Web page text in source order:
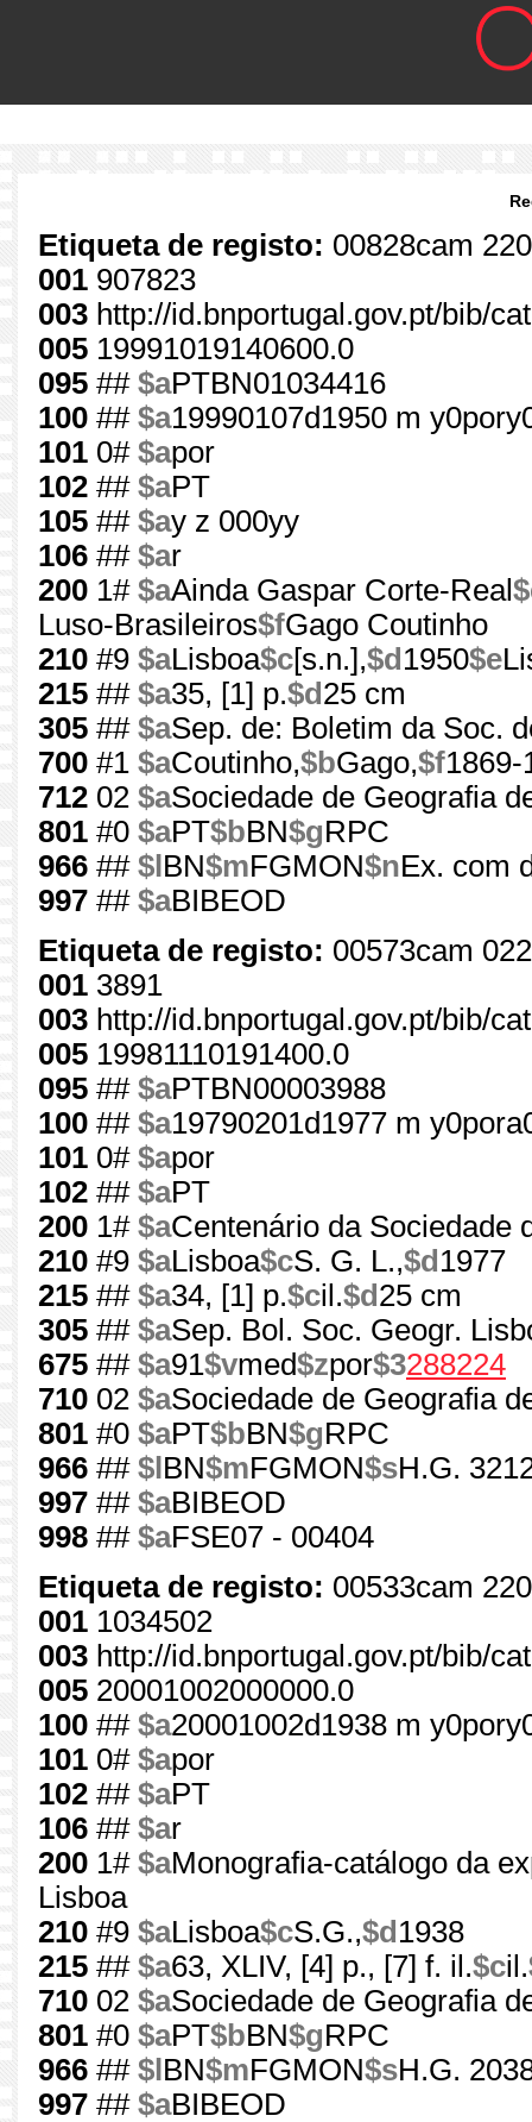
Etiqueta de registo: 00828cam
001 907823
003 http://id.bnportugal.gov.pt/bib/
005 19991019140600.0
095 ## $aPTBN01034416
100 ## $a19990107d1950 m
101 0# $apor
102 ## $aPT
105 ## $ay z 000yy
106 ## $ar
200 1# $aAinda Gaspar Corte-Real
Luso-Brasileiros$fGago Coutinho
210 #9 $aLisboa$c[s.n.],$d 1950$e
215 ## $a35, [1] p.$d 25 cm
305 ## $aSep. de: Boletim da Soc.
700 #1 $aCoutinho,$bGago,$f1869-
712 02 $aSociedade de Geografia
801 #0 $aPT$bBN$gRPC
966 ## $l BN$mFGMON$nEx. com
997 ## $aBIBEOD
Etiqueta de registo: 00573cam
001 3891
003 http://id.bnportugal.gov.pt/bib/
005 19981110191400.0
095 ## $aPTBN00003988
100 ## $a19790201d1977 m
101 0# $apor
102 ## $aPT
200 1# $aCentenário da Sociedade
210 #9 $aLisboa$cS. G. L.,$d 1977
215 ## $a34, [1] p.$cil.$d 25 cm
305 ## $aSep. Bol. Soc. Geogr.
675 ## $a91$vmed$zpor$3288224
710 02 $aSociedade de Geografia
801 #0 $aPT$bBN$gRPC
966 ## $l BN$mFGMON$sH.G.
997 ## $aBIBEOD
998 ## $aFSE07 - 00404
Etiqueta de registo: 00533cam
001 1034502
003 http://id.bnportugal.gov.pt/bib/
005 20001002000000.0
100 ## $a20001002d1938 m
101 0# $apor
102 ## $aPT
106 ## $ar
200 1# $aMonografia-catálogo da
Lisboa
210 #9 $aLisboa$cS.G.,$d 1938
215 ## $a63, XLIV, [4] p., [7] f. il.$cil.
710 02 $aSociedade de Geografia
801 #0 $aPT$bBN$gRPC
966 ## $l BN$mFGMON$sH.G.
997 ## $aBIBEOD